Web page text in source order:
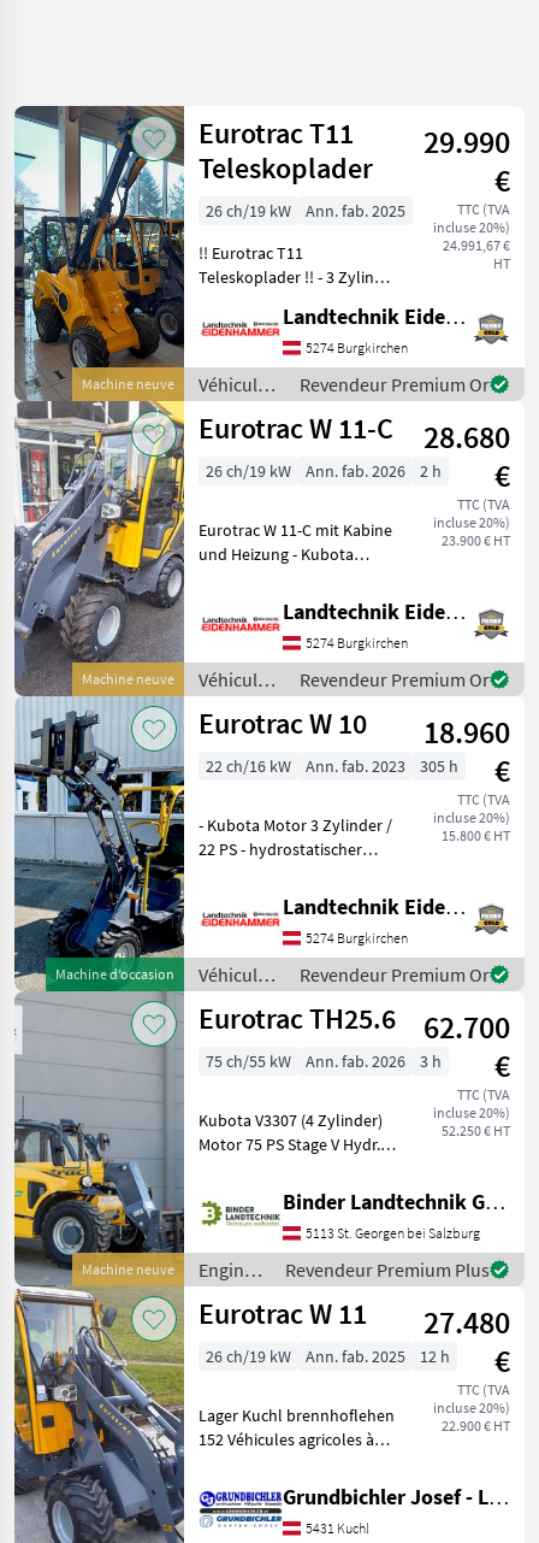
Machine neuve
Eurotrac T11
Teleskoplader
29.990
€
TTC (TVA
incluse 20%)
24.991,67 €
HT
26 ch/19 kW
Ann. fab. 2025
!! Eurotrac T11
Teleskoplader !! - 3 Zylinder
Hubhöhe 235cm bis 285cm
mit Teleskop - Kipplast
1000kg - Eigengewicht:
1680kg - Hubkraft
Landtechnik Eidenhammer GmbH
5274 Burgkirchen
Véhicules
agricoles
à moteur /
Revendeur Premium Or
Machine neuve
Eurotrac W 11-C
28.680
€
TTC (TVA
incluse 20%)
23.900 € HT
26 ch/19 kW Ann. fab. 2026 2 h
Eurotrac W 11-C mit Kabine
und Heizung - Kubota
Knicklenker mit
hydrostatischem
Allradantrieb -
Hydraulischer Sc
Landtechnik Eidenhammer GmbH
5274 Burgkirchen
Véhicules
agricoles
à moteur /
Revendeur Premium Or
Machine d’occasion
Eurotrac W 10
18.960
€
TTC (TVA
incluse 20%)
15.800 € HT
22 ch/16 kW Ann. fab. 2023 305 h
- Kubota Motor 3 Zylinder /
22 PS - hydrostatischer
hydraulische
Werkzeugverriegelung - 3.
Kreis - sehr wendig
#STANDORT
BURGKIRCHEN#
Landtechnik Eidenhammer GmbH
5274 Burgkirchen
Véhicules
agricoles
à moteur /
Revendeur Premium Or
Machine neuve
Eurotrac TH25.6
62.700
€
TTC (TVA
incluse 20%)
52.250 € HT
75 ch/55 kW Ann. fab. 2026 3 h
Kubota V3307 (4 Zylinder)
Motor 75 PS Stage V Hydr.
Aufnahme Bereifung: 12×16,
5 NHS 4×4 Allradantrieb
und 4-Rad-Lenkung
zusätzliche Hy
Binder Landtechnik GmbH & CoKG
5113 St. Georgen bei Salzburg
Engins
de
chantier
Eurotrac
Revendeur Premium Plus
Eurotrac W 11
27.480
€
TTC (TVA
incluse 20%)
22.900 € HT
26 ch/19 kW Ann. fab. 2025 12 h
Lager Kuchl brennhoflehen
152 Véhicules agricoles à
Grundbichler Josef - Landmaschinen
5431 Kuchl